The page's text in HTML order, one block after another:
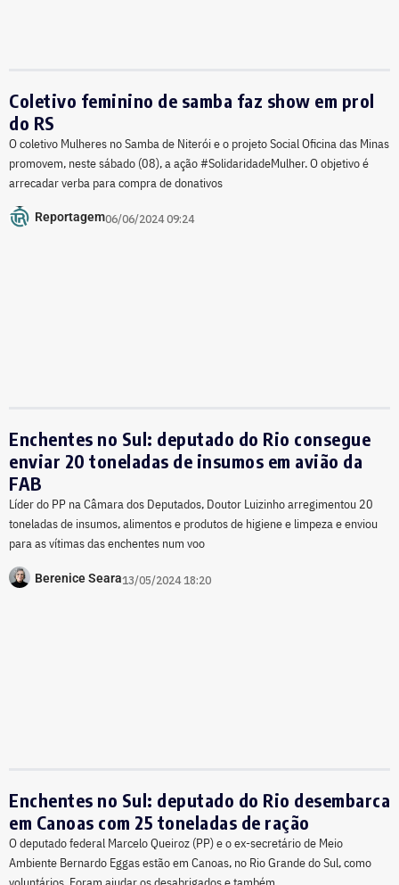
Coletivo feminino de samba faz show em prol
do RS
O coletivo Mulheres no Samba de Niterói e o projeto Social Oficina das Minas
promovem, neste sábado (08), a ação #SolidaridadeMulher. O objetivo é
arrecadar verba para compra de donativos
Reportagem06/06/2024 09:24
Enchentes no Sul: deputado do Rio consegue
enviar 20 toneladas de insumos em avião da
FAB
Líder do PP na Câmara dos Deputados, Doutor Luizinho arregimentou 20
toneladas de insumos, alimentos e produtos de higiene e limpeza e enviou
para as vítimas das enchentes num voo
Berenice Seara13/05/2024 18:20
Enchentes no Sul: deputado do Rio desembarca
em Canoas com 25 toneladas de ração
O deputado federal Marcelo Queiroz (PP) e o ex-secretário de Meio
Ambiente Bernardo Eggas estão em Canoas, no Rio Grande do Sul, como